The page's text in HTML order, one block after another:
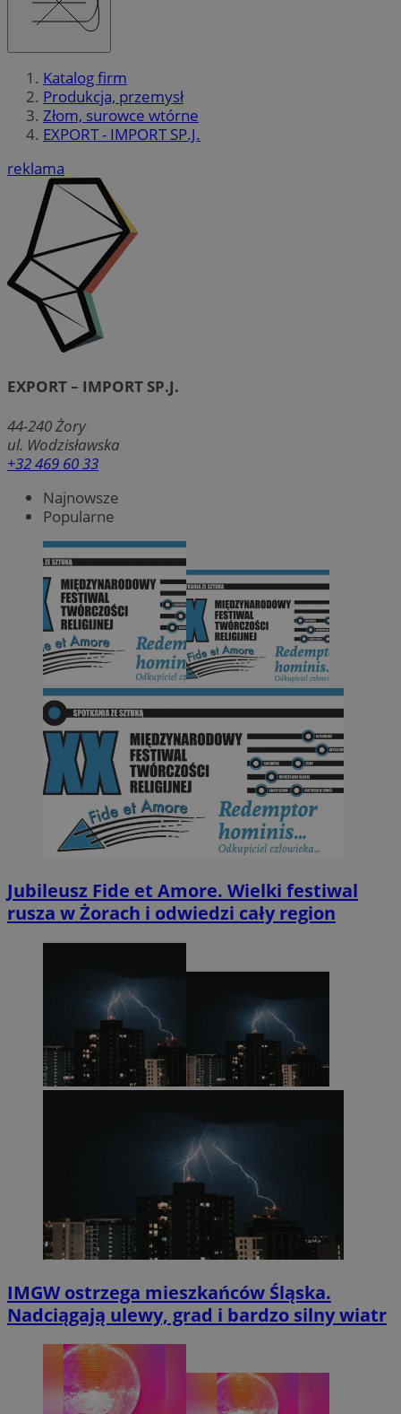
Katalog firm
Produkcja, przemysł
Złom, surowce wtórne
EXPORT - IMPORT SP.J.
reklama
EXPORT – IMPORT SP.J.
44-240Żory
ul. Wodzisławska
+32 469 60 33
Najnowsze
Popularne
Jubileusz Fide et Amore. Wielki festiwal
rusza w Żorach i odwiedzi cały region
IMGW ostrzega mieszkańców Śląska.
Nadciągają ulewy, grad i bardzo silny wiatr